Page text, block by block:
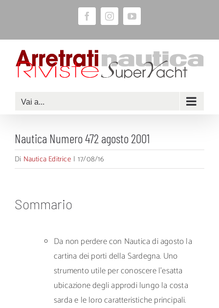
contenuto
FacebookInstagramYouTube
Vai a...
Nautica Numero 472 agosto 2001
Di Nautica Editrice | 17/08/16
Sommario
Da non perdere con Nautica di agosto la
cartina dei porti della Sardegna. Uno
strumento utile per conoscere l’esatta
ubicazione degli approdi lungo la costa
sarda e le loro caratteristiche principali.